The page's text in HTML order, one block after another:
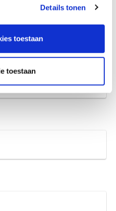
Details tonen
toestaan
toestaan